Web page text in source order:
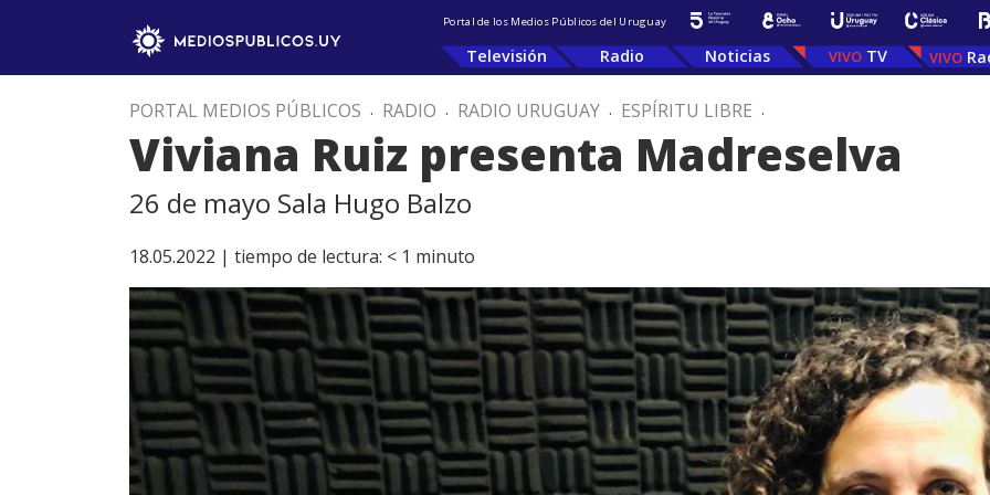
Portal de los Medios Públicos del Uruguay
Televisión Radio Noticias TV
PORTAL MEDIOS PÚBLICOS . RADIO . RADIO URUGUAY . ESPÍRITU LIBRE .
Viviana Ruiz presenta Madreselva
26 de mayo Sala Hugo Balzo
18.05.2022 | tiempo de lectura: < 1 minuto